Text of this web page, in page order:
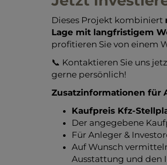
Dieses Projekt kombiniert
Lage mit langfristigem
profitieren Sie von einem
📞 Kontaktieren Sie uns
gerne persönlich!
Zusatzinformationen für
Kaufpreis Kfz-
Der angegebene
Für Anleger &
Auf Wunsch
Ausstattung und den